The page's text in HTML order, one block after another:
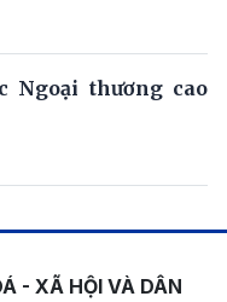
Ngoại thương cao
- XÃ HỘI VÀ DÂN